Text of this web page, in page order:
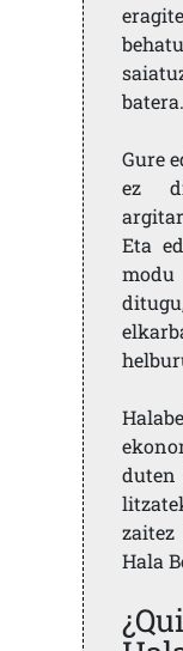
batera.
Gure
ez
Eta
duten
Hala